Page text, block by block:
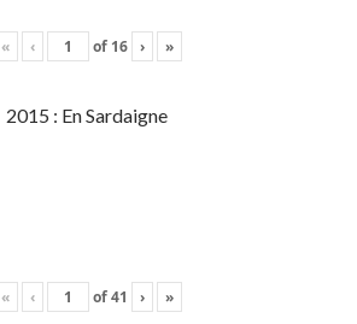
« ‹ of 16 › »
2015 : En Sardaigne
« ‹ of41 › »